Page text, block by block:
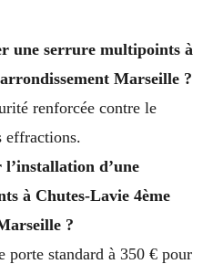
une serrure multipoints à
Marseille ?
renforcée contre le
effractions.
d’une
à Chutes-Lavie 4ème
?
porte standard à 350 € pour